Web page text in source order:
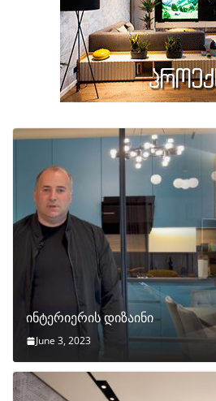
ინტერიერის დიზაინი
June 3, 2023